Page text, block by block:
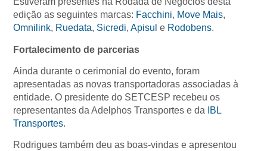
edição as seguintes marcas: Facchini, Move Mais,
Omnilink, Ruedata, Sicredi,Apisul e Rodobens.
Fortalecimento de parcerias
Ainda durante o cerimonial do evento, foram
apresentadas as novas transportadoras associadas à
entidade. O presidente do SETCESP recebeu os
representantes da Adelphos Transportes e da
IBL
Transportes.
Rodrigues também deu as boas-vindas e apresentou